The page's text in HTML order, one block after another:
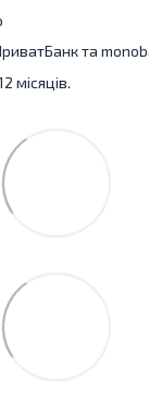
та
місяців.